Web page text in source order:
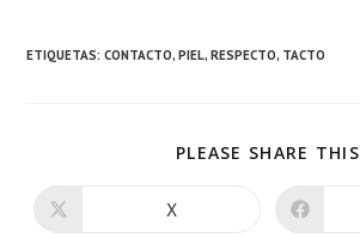
ETIQUETAS:CONTACTO, PIEL, RESPECTO, TACTO
PLEASE SHARE THIS
X